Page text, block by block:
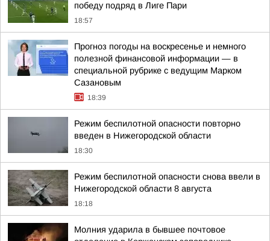
победу подряд в Лиге Пари
18:57
Прогноз погоды на воскресенье и немного
полезной финансовой информации — в
специальной рубрике с ведущим Марком
Сазановым
18:39
Режим беспилотной опасности повторно
введен в Нижегородской области
18:30
Режим беспилотной опасности снова ввели в
Нижегородской области 8 августа
18:18
Молния ударила в бывшее почтовое